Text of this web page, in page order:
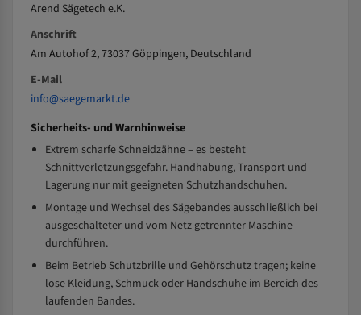
Arend Sägetech e.K.
Anschrift
Am Autohof 2, 73037 Göppingen, Deutschland
E-Mail
info@saegemarkt.de
Sicherheits- und Warnhinweise
Extrem scharfe Schneidzähne – es besteht
Schnittverletzungsgefahr. Handhabung, Transport und
Lagerung nur mit geeigneten Schutzhandschuhen.
Montage und Wechsel des Sägebandes ausschließlich bei
ausgeschalteter und vom Netz getrennter Maschine
durchführen.
Beim Betrieb Schutzbrille und Gehörschutz tragen; keine
lose Kleidung, Schmuck oder Handschuhe im Bereich des
laufenden Bandes.